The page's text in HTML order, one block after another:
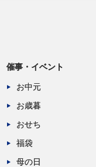
催事・イベント
お中元
お歳暮
おせち
福袋
母の日